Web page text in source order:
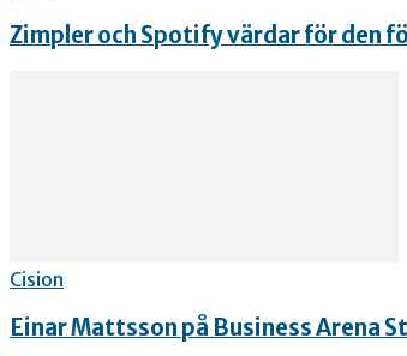
Zimpler och Spotify värdar för den
Cision
Einar Mattsson på Business Arena